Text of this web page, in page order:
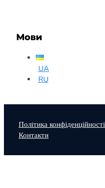
Мови
UA
RU
Політика конфіденційності
Контакти